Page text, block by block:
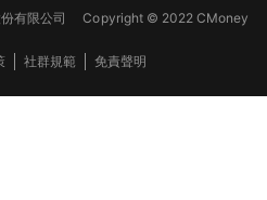
份有限公司Copyright © 2022 CMoney
社群規範 免責聲明